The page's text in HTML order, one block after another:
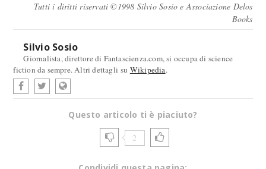
Tutti i diritti riservati ©1998 Silvio Sosio e Associazione Delos
Books
Silvio Sosio
Giornalista, direttore di Fantascienza.com, si occupa di science
fiction da sempre. Altri dettagli su Wikipedia.
Questo articolo ti è piaciuto?
2